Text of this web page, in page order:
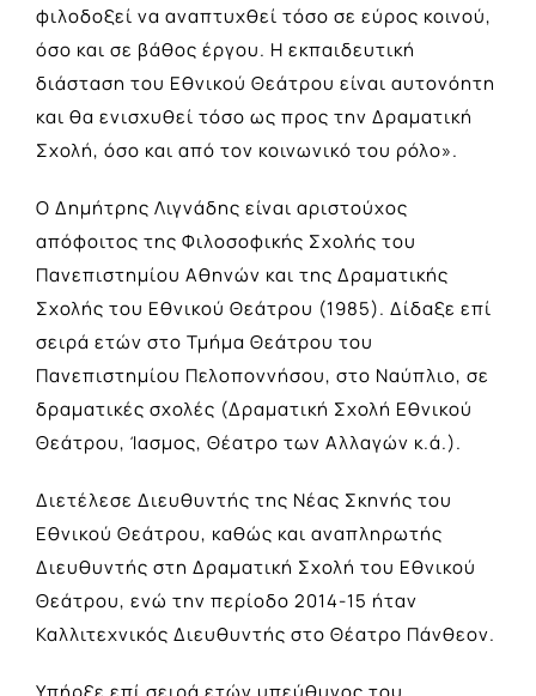
φιλοδοξεί να αναπτυχθεί τόσο σε εύρος κοινού,
όσο και σε βάθος έργου. Η εκπαιδευτική
διάσταση του Εθνικού Θεάτρου είναι αυτονόητη
και θα ενισχυθεί τόσο ως προς την Δραματική
Σχολή, όσο και από τον κοινωνικό του ρόλο».
Ο Δημήτρης Λιγνάδης είναι αριστούχος
απόφοιτος της Φιλοσοφικής Σχολής του
Πανεπιστημίου Αθηνών και της Δραματικής
Σχολής του Εθνικού Θεάτρου (1985). Δίδαξε επί
σειρά ετών στο Τμήμα Θεάτρου του
Πανεπιστημίου Πελοποννήσου, στο Ναύπλιο, σε
δραματικές σχολές (Δραματική Σχολή Εθνικού
Θεάτρου, Ίασμος, Θέατρο των Αλλαγών κ.ά.).
Διετέλεσε Διευθυντής της Νέας Σκηνής του
Εθνικού Θεάτρου, καθώς και αναπληρωτής
Διευθυντής στη Δραματική Σχολή του Εθνικού
Θεάτρου, ενώ την περίοδο 2014-15 ήταν
Καλλιτεχνικός Διευθυντής στο Θέατρο Πάνθεον.